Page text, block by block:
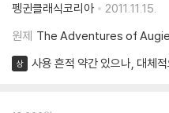
펭귄클래식코리아
2011.11.15.
원제 The Adventures of
상 사용 흔적 약간 있으나, 대체